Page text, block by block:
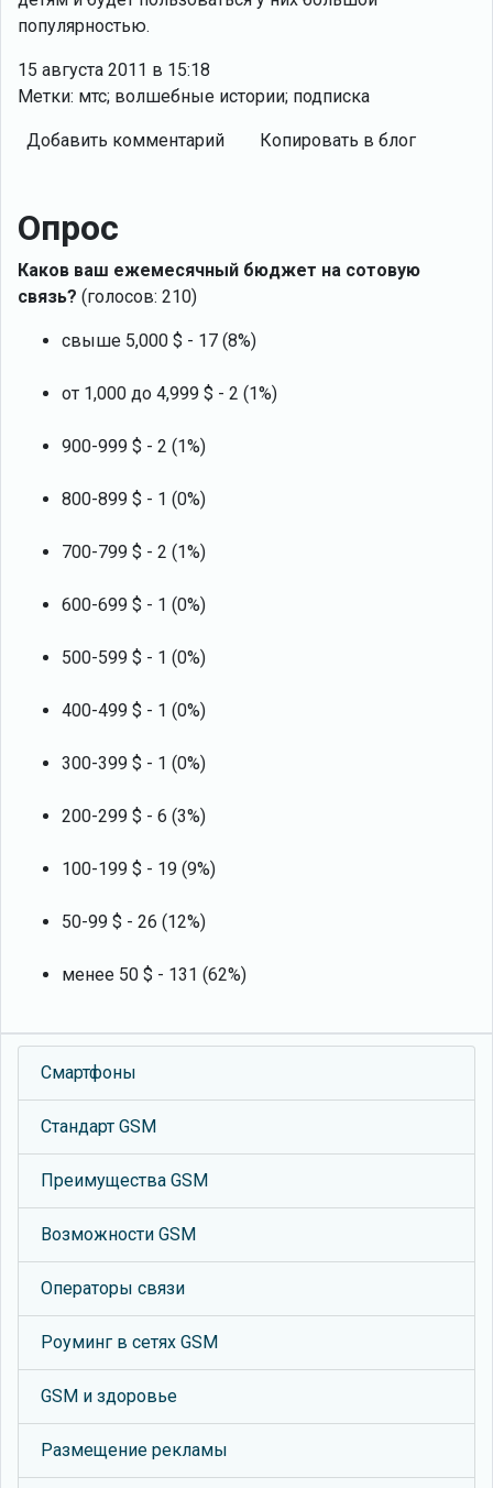
популярностью.
15 августа 2011 в 15:18
Метки: мтс; волшебные истории; подписка
Добавить комментарий Копировать в блог
Опрос
Каков ваш ежемесячный бюджет на сотовую
связь? (голосов: 210)
свыше 5,000 $ - 17 (8%)
от 1,000 до 4,999 $ - 2 (1%)
900-999 $ - 2 (1%)
800-899 $ - 1 (0%)
700-799 $ - 2 (1%)
600-699 $ - 1 (0%)
500-599 $ - 1 (0%)
400-499 $ - 1 (0%)
300-399 $ - 1 (0%)
200-299 $ - 6 (3%)
100-199 $ - 19 (9%)
50-99 $ - 26 (12%)
менее 50 $ - 131 (62%)
Смартфоны
Стандарт GSM
Преимущества GSM
Возможности GSM
Операторы связи
Роуминг в сетях GSM
GSM и здоровье
Размещение рекламы